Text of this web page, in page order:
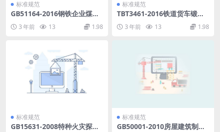
标准规范
GB51164-2016钢铁企业煤气
收规范.pdf
3 年前 13 1.98
标准规范
TBT3461-2016铁道货车锻造
3 年前 13 1.98
标准规范
GB15631-2008特种火灾探测
标准规范
GB50001-2010房屋建筑制图